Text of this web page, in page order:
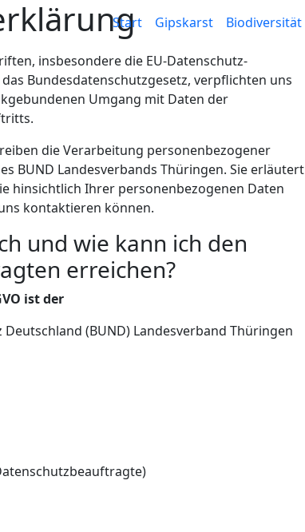
Start Gipskarst Biodiversität
insbesondere die EU-Datenschutz-
Bundesdatenschutzgesetz, verpflichten uns
Umgang mit Daten der
die Verarbeitung personenbezogener
BUND Landesverbands Thüringen. Sie erläutert
hinsichtlich Ihrer personenbezogenen Daten
kontaktieren können.
und wie kann ich den
erreichen?
ist der
(BUND) Landesverband Thüringen